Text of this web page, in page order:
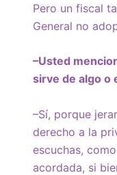
Pero un fiscal
General no
–Usted
sirve de algo o
–Sí, porque
derecho a la
escuchas,
acordada, si